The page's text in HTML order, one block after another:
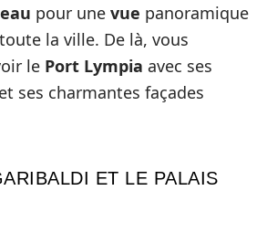
pour une vue panoramique
la ville. De là, vous
le Port Lympia avec ses
ses charmantes façades
ET LE PALAIS